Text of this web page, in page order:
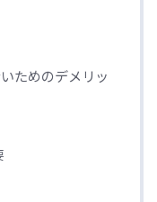
ためのデメリッ